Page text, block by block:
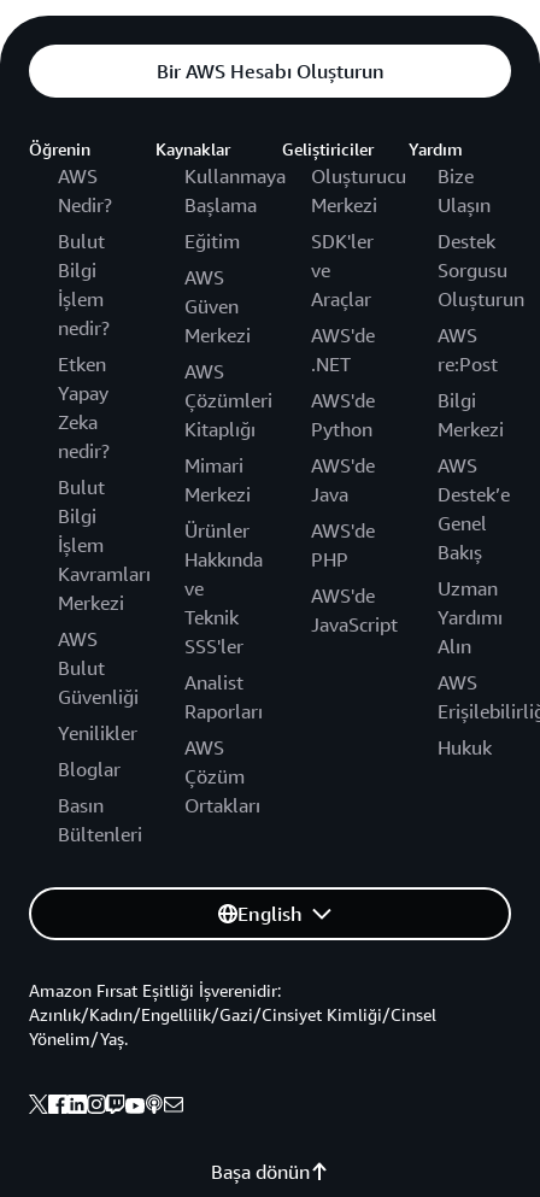
Bir AWS Hesabı Oluşturun
Öğrenin
AWS
Nedir?
Bulut
Bilgi
İşlem
nedir?
Etken
Yapay
Zeka
nedir?
Bulut
Bilgi
İşlem
Kavramları
Merkezi
AWS
Bulut
Güvenliği
Yenilikler
Bloglar
Basın
Bültenleri
Kaynaklar
Kullanmaya
Başlama
Eğitim
AWS
Güven
Merkezi
AWS
Çözümleri
Kitaplığı
Mimari
Merkezi
Ürünler
Hakkında
ve
Teknik
SSS'ler
Analist
Raporları
AWS
Çözüm
Ortakları
Geliştiriciler
Oluşturucu
Merkezi
SDK'ler
ve
Araçlar
AWS'de
.NET
AWS'de
Python
AWS'de
Java
AWS'de
PHP
AWS'de
JavaScript
Yardım
Bize
Ulaşın
Destek
Sorgusu
Oluşturun
AWS
re:Post
Bilgi
Merkezi
AWS
Destek’e
Genel
Bakış
Uzman
Yardımı
Alın
AWS
Hukuk
English
Başa dönün
Amazon Fırsat Eşitliği İşverenidir:
Azınlık/Kadın/Engellilik/Gazi/Cinsiyet Kimliği/Cinsel
Yönelim/Yaş.